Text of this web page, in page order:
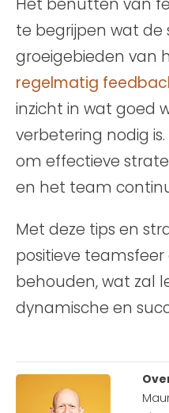
Het benutten van
te begrijpen wat de
groeigebieden van
regelmatig
inzicht in wat goed
verbetering nodig
om effectieve
en het team
Met deze tips en
positieve
behouden, wat zal
dynamische en